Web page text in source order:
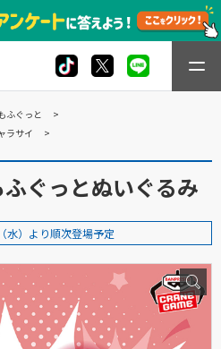
ふぐっと
ラサイ
ぐっとぬいぐるみ
水）より順次登場予定